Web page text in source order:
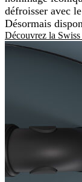
défroisser avec
Désormais
Découvrez la